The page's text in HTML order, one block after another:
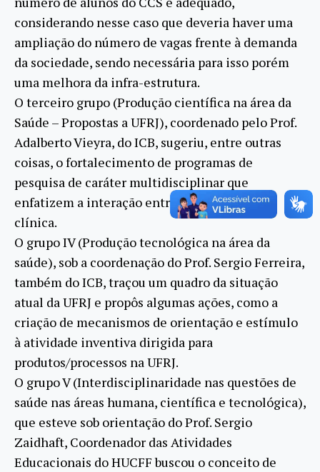
considerando nesse caso que deveria haver uma
ampliação do número de vagas frente à demanda
da sociedade, sendo necessária para isso porém
uma melhora da infra-estrutura.
O terceiro grupo (Produção científica na área da
Saúde – Propostas a UFRJ), coordenado pelo Prof.
Adalberto Vieyra, do ICB, sugeriu, entre outras
coisas, o fortalecimento de programas de
pesquisa de caráter multidisciplinar que
enfatizem a interação entre a área básica e a
clínica.
O grupo IV (Produção tecnológica na área da
saúde), sob a coordenação do Prof. Sergio Ferreira,
também do ICB, traçou um quadro da situação
atual da UFRJ e propôs algumas ações, como a
criação de mecanismos de orientação e estímulo
à atividade inventiva dirigida para
produtos/processos na UFRJ.
O grupo V (Interdisciplinaridade nas questões de
saúde nas áreas humana, científica e tecnológica),
que esteve sob orientação do Prof. Sergio
Zaidhaft, Coordenador das Atividades
Educacionais do HUCFF buscou o conceito de